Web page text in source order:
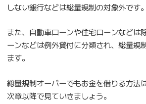
しない銀行などは総量規制の対象外です。
また、自動車ローンや住宅ローンなどは
ーンなどは例外貸付に分類され、総量規
ます。
総量規制オーバーでもお金を借りる方法
次章以降で見ていきましょう。